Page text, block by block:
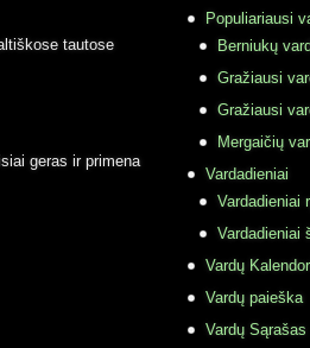
tautose
geras ir primena
Populiariausi
Berniukų
Gražiausi
Gražiausi
Mergaičių
Vardadieniai
Vardadieniai
Vardadieniai
Vardų
Vardų paieška
Vardų Sąrašas